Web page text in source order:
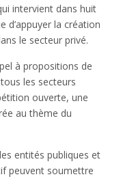
intervient dans huit
d’appuyer la création
le secteur privé.
à propositions de
les secteurs
ouverte, une
au thème du
entités publiques et
peuvent soumettre